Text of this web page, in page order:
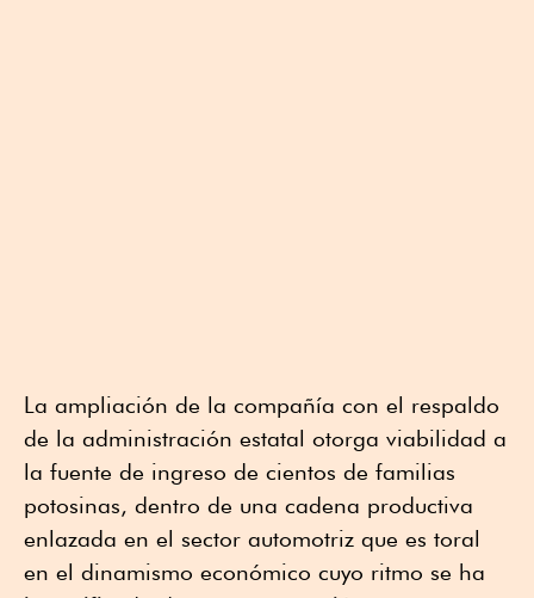
La ampliación de la compañía con el respaldo
de la administración estatal otorga viabilidad a
la fuente de ingreso de cientos de familias
potosinas, dentro de una cadena productiva
enlazada en el sector automotriz que es toral
en el dinamismo económico cuyo ritmo se ha